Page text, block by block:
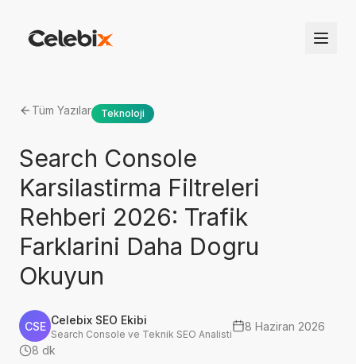
Tüm Yazılar Teknoloji
Search Console
Karsilastirma Filtreleri
Rehberi 2026: Trafik
Farklarini Daha Dogru
Okuyun
CSE Celebix SEO Ekibi
Search Console ve Teknik SEO Analisti
8 Haziran 2026
8 dk